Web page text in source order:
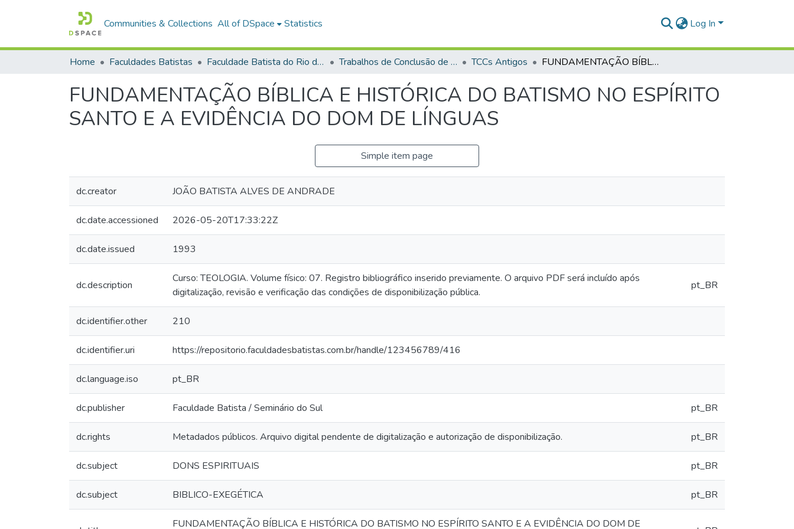
Communities & Collections All of DSpace Statistics Log In
Home Faculdades Batistas Faculdade Batista do Rio de Janeiro (FABAT-RJ) Trabalhos de Conclusão de Curso (TCC) TCCs Antigos FUNDAMENTAÇÃO BÍBLICA E HISTÓRICA DO BATISMO NO ESPÍRITO SANTO E A EVIDÊNCIA DO DOM DE LÍNGUAS
FUNDAMENTAÇÃO BÍBLICA E HISTÓRICA DO BATISMO NO ESPÍRITO
SANTO E A EVIDÊNCIA DO DOM DE LÍNGUAS
Simple item page
dc.creator JOÃO BATISTA ALVES DE ANDRADE
dc.date.accessioned 2026-05-20T17:33:22Z
dc.date.issued 1993
dc.description
Curso: TEOLOGIA. Volume físico: 07. Registro bibliográfico inserido previamente. O arquivo PDF será incluído após
digitalização, revisão e verificação das condições de disponibilização pública.
pt_BR
dc.identifier.other 210
dc.identifier.uri https://repositorio.faculdadesbatistas.com.br/handle/123456789/416
dc.language.iso pt_BR
dc.publisher Faculdade Batista / Seminário do Sul pt_BR
dc.rights Metadados públicos. Arquivo digital pendente de digitalização e autorização de disponibilização. pt_BR
dc.subject DONS ESPIRITUAIS pt_BR
dc.subject BIBLICO-EXEGÉTICA pt_BR
FUNDAMENTAÇÃO BÍBLICA E HISTÓRICA DO BATISMO NO ESPÍRITO SANTO E A EVIDÊNCIA DO DOM DE